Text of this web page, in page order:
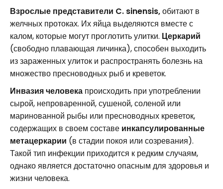
Взрослые представители C. sinensis,обитают в
желчных протоках. Их яйца выделяются вместе с
калом, которые могут проглотить улитки. Церкарий
(свободно плавающая личинка), способен выходить
из зараженных улиток и распространять болезнь на
множество пресноводных рыб и креветок.
Инвазия человека происходить при употреблении
сырой, непроваренной, сушеной, соленой или
маринованной рыбы или пресноводных креветок,
содержащих в своем составе инкапсулированные
метацеркарии (в стадии покоя или созревания).
Такой тип инфекции приходится к редким случаям,
однако является достаточно опасным для здоровья и
жизни человека.